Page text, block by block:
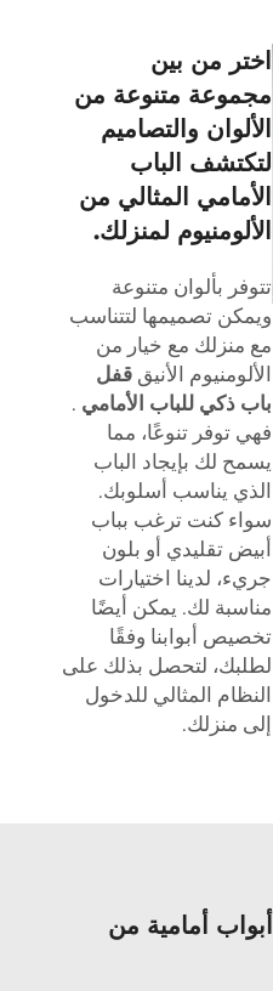
اختر من بين
مجموعة متنوعة من
الألوان والتصاميم
لتكتشف الباب
الأمامي المثالي من
الألومنيوم لمنزلك.
تتوفر بألوان متنوعة
ويمكن تصميمها لتتناسب
مع منزلك مع خيار من
الألومنيوم الأنيق قفل
باب ذكي للباب الأمامي .
فهي توفر تنوعًا، مما
يسمح لك بإيجاد الباب
الذي يناسب أسلوبك.
سواء كنت ترغب بباب
أبيض تقليدي أو بلون
جريء، لدينا اختيارات
مناسبة لك. يمكن أيضًا
تخصيص أبوابنا وفقًا
لطلبك، لتحصل بذلك على
النظام المثالي للدخول
إلى منزلك.
Why choose Tenon أبواب أمامية من